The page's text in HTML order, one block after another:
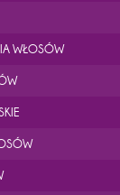
WŁOSÓW